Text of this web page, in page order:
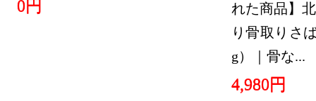
0円
れた商品】
り骨取りさ
g）｜骨な...
4,980円